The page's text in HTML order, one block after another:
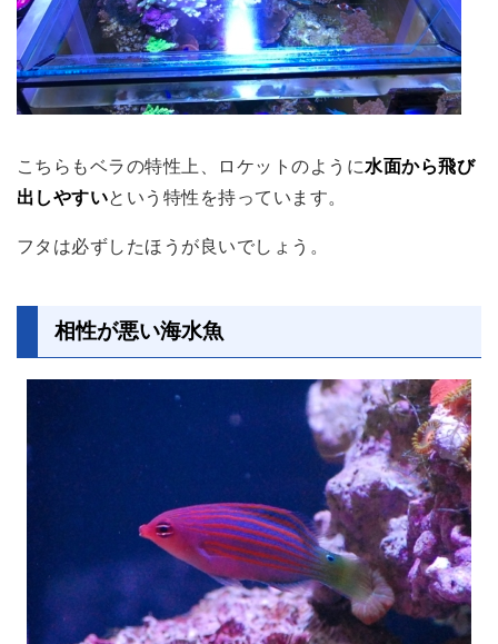
こちらもベラの特性上、ロケットのように水面から飛び
出しやすいという特性を持っています。
フタは必ずしたほうが良いでしょう。
相性が悪い海水魚